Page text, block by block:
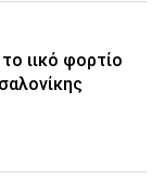
ιικό φορτίο